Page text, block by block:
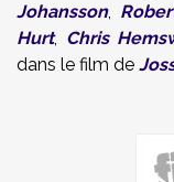
Johansson,
Hurt, Chris
dans le film de